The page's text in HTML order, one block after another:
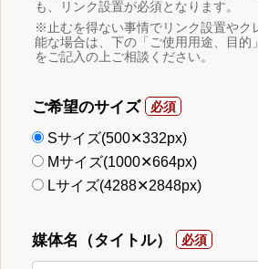
も、リンク設置が必須となります。
※止むを得ない事情でリンク設置やク
能な場合は、下の「ご使用用途、目的
をご記入の上ご相談ください。
ご希望のサイズ
Sサイズ(500✕332px)
Mサイズ(1000✕664px)
Lサイズ(4288✕2848px)
媒体名（タイトル）